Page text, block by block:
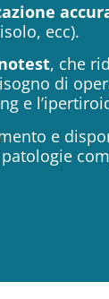
ecc).
, che
di
e
e